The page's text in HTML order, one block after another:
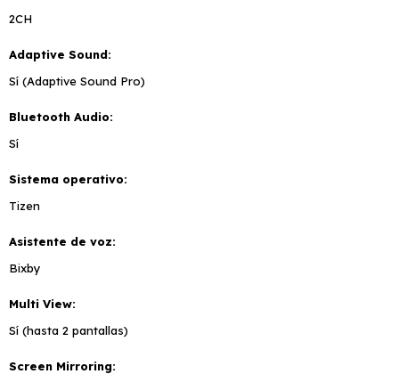
2CH
Adaptive Sound
Sí (Adaptive Sound Pro)
Bluetooth Audio
Sí
Sistema operativo
Tizen
Asistente de voz
Bixby
Multi View
Sí (hasta 2 pantallas)
Screen Mirroring